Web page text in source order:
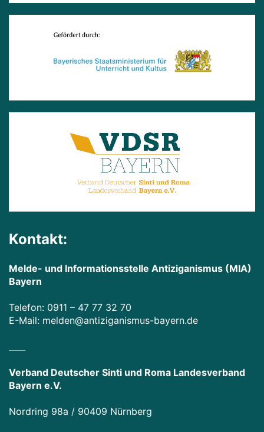
Kontakt:
Melde- und Informationsstelle Antiziganismus (MIA)
Bayern
Telefon: 0911 – 47 77 32 70
E-Mail: melden@antiziganismus-bayern.de
Verband Deutscher Sinti und Roma Landesverband
Bayern e.V.
Nordring 98a / 90409 Nürnberg